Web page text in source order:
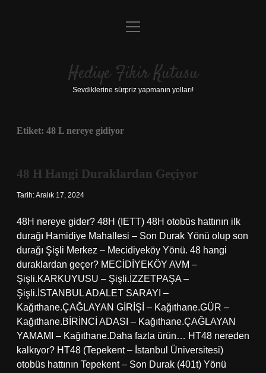
Anasayfa
Yasal Uyarı
menüyü
Hediye Fikir Kutusu
Sevdiklerine sürpriz yapmanın yolları!
Etiket: 48 L nereye gidiyor
48 H Hangi Duraklardan Geçiyor
Tarih: Aralık 17, 2024
48H nereye gider? 48H (IETT) 48H otobüs hattının ilk
durağı Hamidiye Mahallesi – Son Durak Yönü olup son
durağı Şişli Merkez – Mecidiyeköy Yönü. 48 hangi
duraklardan geçer? MECİDİYEKÖY AVM –
Şişli.KARKUYUSU – Şişli.İZZETPAŞA –
Şişli.İSTANBUL ADALET SARAYI –
Kağıthane.ÇAĞLAYAN GİRİŞİ – Kağıthane.GÜR –
Kağıthane.BİRİNCİ ADASI – Kağıthane.ÇAĞLAYAN
YAMAMI – Kağıthane.Daha fazla ürün… HT48 nereden
kalkıyor? HT48 (Tepekent – ​​İstanbul Üniversitesi)
otobüs hattının Tepekent – ​​Son Durak (401t) Yönü